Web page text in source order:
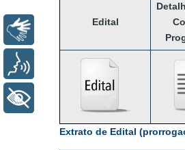
Edital
Extrato de Edital